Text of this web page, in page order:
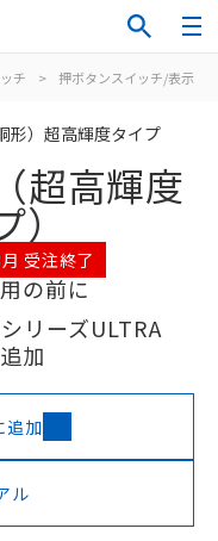
チ > 押ボタンスイッチ/表示灯
形）超高輝度タイプ
超高輝度
）
受注終了
の前に
リーズULTRA
加
追加
ル